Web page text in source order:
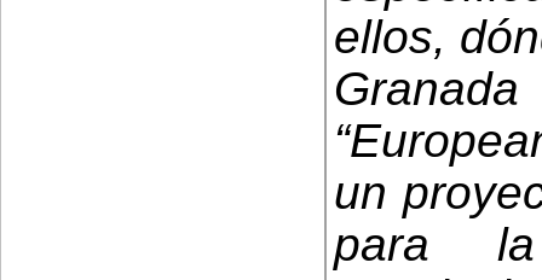
ellos,
un
para